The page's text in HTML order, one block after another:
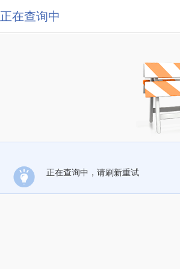
正在查询中
正在查询中，请刷新重试